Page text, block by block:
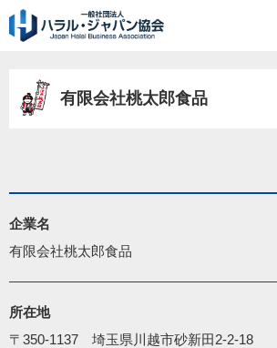
有限会社桃太郎食品
企業名
有限会社桃太郎食品
所在地
〒350-1137　埼玉県川越市砂新田2-2-18